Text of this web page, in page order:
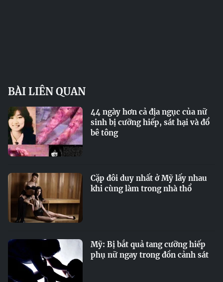
BÀI LIÊN QUAN
44 ngày hơn cả địa ngục của nữ
sinh bị cưỡng hiếp, sát hại và đổ
bê tông
Cặp đôi duy nhất ở Mỹ lấy nhau
khi cùng làm trong nhà thổ
Mỹ: Bị bắt quả tang cưỡng hiếp
phụ nữ ngay trong đồn cảnh sát